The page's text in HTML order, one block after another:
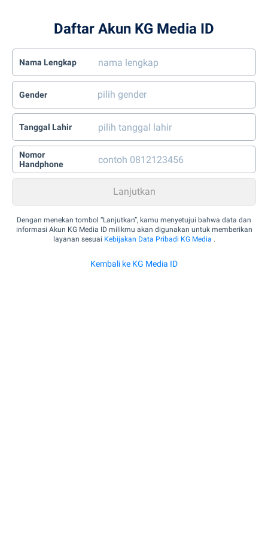
Daftar Akun KG Media ID
Nama Lengkap
Gender
Tanggal Lahir
Nomor
Handphone
Dengan menekan tombol “Lanjutkan”, kamu menyetujui bahwa data dan
informasi Akun KG Media ID milikmu akan digunakan untuk memberikan
layanan sesuai Kebijakan Data Pribadi KG Media .
Kembali ke KG Media ID